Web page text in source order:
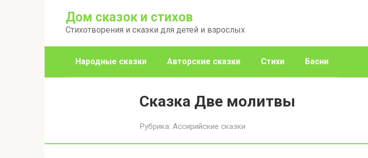
Дом сказок и стихов
Стихотворения и сказки для детей и взрослых
Народные сказки Авторские сказки Стихи Басни
Сказка Две молитвы
Рубрика: Ассирийские сказки